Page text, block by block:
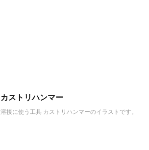
カストリハンマー
溶接に使う工具 カストリハンマーのイラストです。